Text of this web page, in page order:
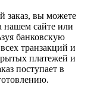
заказ, вы можете
нашем сайте или
банковскую
транзакций и
платежей и
поступает в